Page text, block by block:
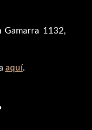
Gamarra 1132,
aquí.